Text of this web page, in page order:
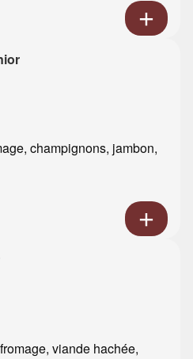
champignons, jambon,
viande hachée,